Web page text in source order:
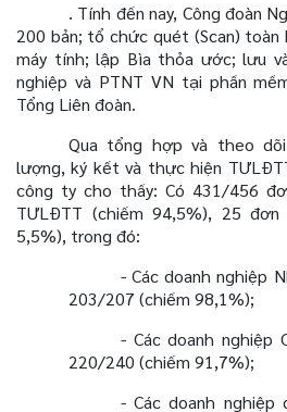
. Tính đến nay, Công đoàn
200 bản; tổ chức quét (Scan) toàn
máy tính; lập Bìa thỏa ước; lưu
nghiệp và PTNT VN tại phần
Tổng Liên đoàn.
Qua tổng hợp và theo dõi
lượng, ký kết và thực hiện
công ty cho thấy: Có 431/456
TƯLĐTT (chiếm 94,5%), 25
5,5%), trong đó:
- Các doanh nghiệp
203/207 (chiếm 98,1%);
- Các doanh nghiệp
220/240 (chiếm 91,7%);
- Các doanh